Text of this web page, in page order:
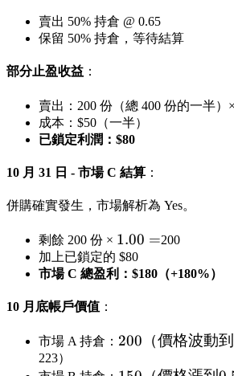
賣出 50% 持倉 @ 0.65
保留 50% 持倉，等待結算
部分止盈收益 ：
賣出：200 份（總 400 份的一半）×
成本：$50（一半）
已鎖定利潤：$80
10 月 31 日 - 市場 C 結算 ：
併購確實發生，市場解析為 Yes。
剩餘 200 份 × 1.00
=
1.00 =200
加上已鎖定的 $80
市場 C 總盈利：$180（+180%）
10 月底帳戶價值 ：
市場 A 持倉： 200（價
200 （價格波動到
223）